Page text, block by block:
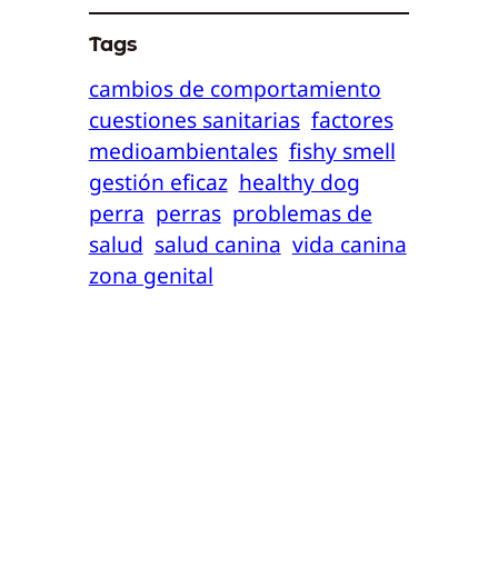
Tags
cambios de comportamiento
cuestiones sanitarias factores
medioambientales fishy smell
gestión eficaz healthy dog
perra perras problemas de
salud salud canina vida canina
zona genital